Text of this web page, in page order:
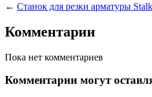
← Станок для резки арматуры
Комментарии
Пока нет комментариев
Комментарии могут